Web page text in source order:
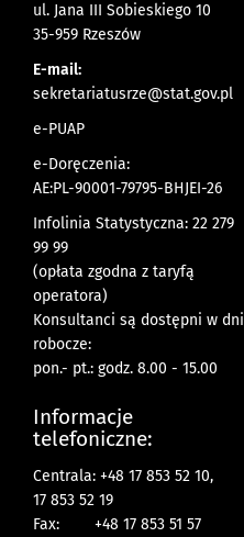
ul. Jana III Sobieskiego 10
35-959 Rzeszów
E-mail:
sekretariatusrze@stat.gov.pl
e-PUAP
e-Doręczenia:
AE:PL-90001-79795-BHJEI-26
Infolinia Statystyczna: 22 279
99 99
(opłata zgodna z taryfą
operatora)
Konsultanci są dostępni w dni
robocze:
pon.- pt.: godz. 8.00 - 15.00
Informacje
telefoniczne:
Centrala: +48 17 853 52 10,
17 853 52 19
Fax:
+48 17 853 51 57